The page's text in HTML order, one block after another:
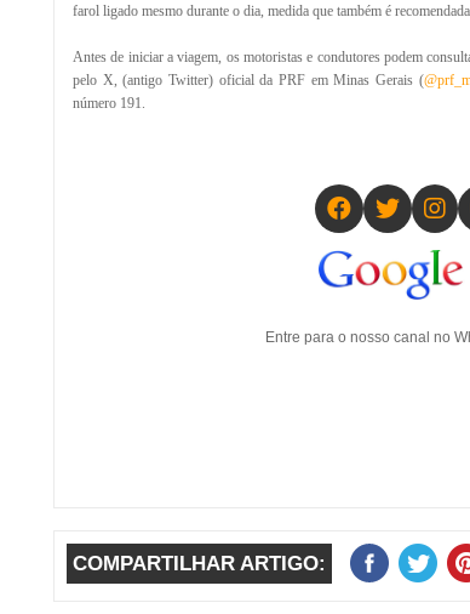
farol ligado mesmo durante o dia, medida que também é
Antes de iniciar a viagem, os motoristas e condutores podem
pelo X, (antigo Twitter) oficial da PRF em Minas Gerais (
número 191.
Entre para o nosso canal no
COMPARTILHAR ARTIGO: